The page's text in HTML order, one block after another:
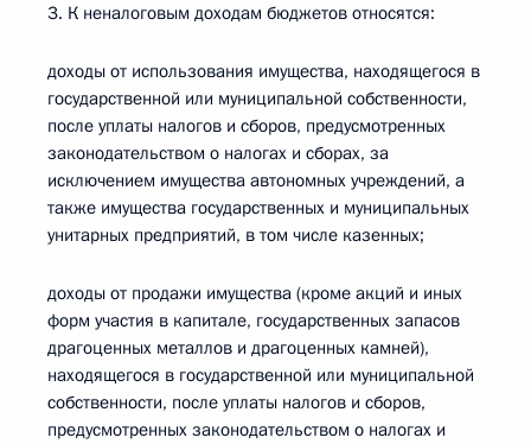
3. К неналоговым доходам бюджетов относятся:
доходы от использования имущества, находящегося в
государственной или муниципальной собственности,
после уплаты налогов и сборов, предусмотренных
законодательством о налогах и сборах, за
исключением имущества автономных учреждений, а
также имущества государственных и муниципальных
унитарных предприятий, в том числе казенных;
доходы от продажи имущества (кроме акций и иных
форм участия в капитале, государственных запасов
драгоценных металлов и драгоценных камней),
находящегося в государственной или муниципальной
собственности, после уплаты налогов и сборов,
предусмотренных законодательством о налогах и